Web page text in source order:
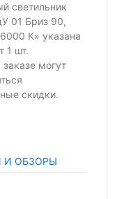
светильник
01 Бриз 90,
К» указана
1 шт.
могут
скидки.
И ОБЗОРЫ